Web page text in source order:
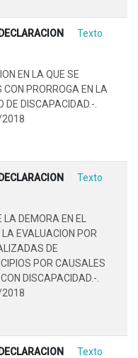
Texto
EN LA QUE SE
PRORROGA EN LA
DE DISCAPACIDAD.-.
Texto
DEMORA EN EL
EVALUACION POR
DE
POR CAUSALES
DISCAPACIDAD.-.
Texto